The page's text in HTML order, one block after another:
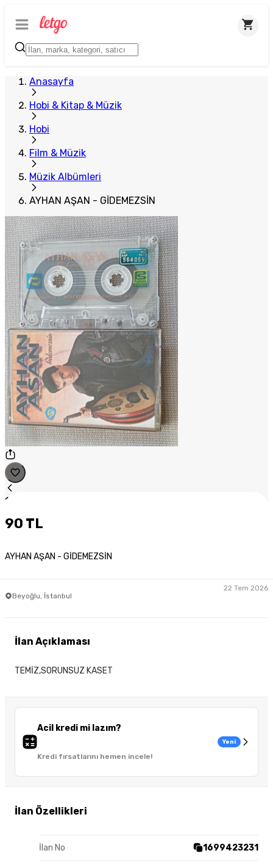
Anasayfa
Hobi & Kitap & Müzik
Hobi
Film & Müzik
Müzik Albümleri
AYHAN AŞAN - GİDEMEZSİN
1
90 TL
AYHAN AŞAN - GİDEMEZSİN
Beyoğlu, İstanbul
22 Tem 2026
Acil kredi mi lazım?
Kredi fırsatlarını hemen incele!
Yeni
İlan Özellikleri
İlan No 1699423231
İlan Açıklaması
TEMİZ,SORUNSUZ KASET